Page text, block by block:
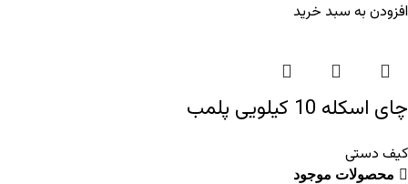
افزودن به سبد خرید
چای اسکله 10 کیلویی پلمب
کیف دستی
محصولات موجود